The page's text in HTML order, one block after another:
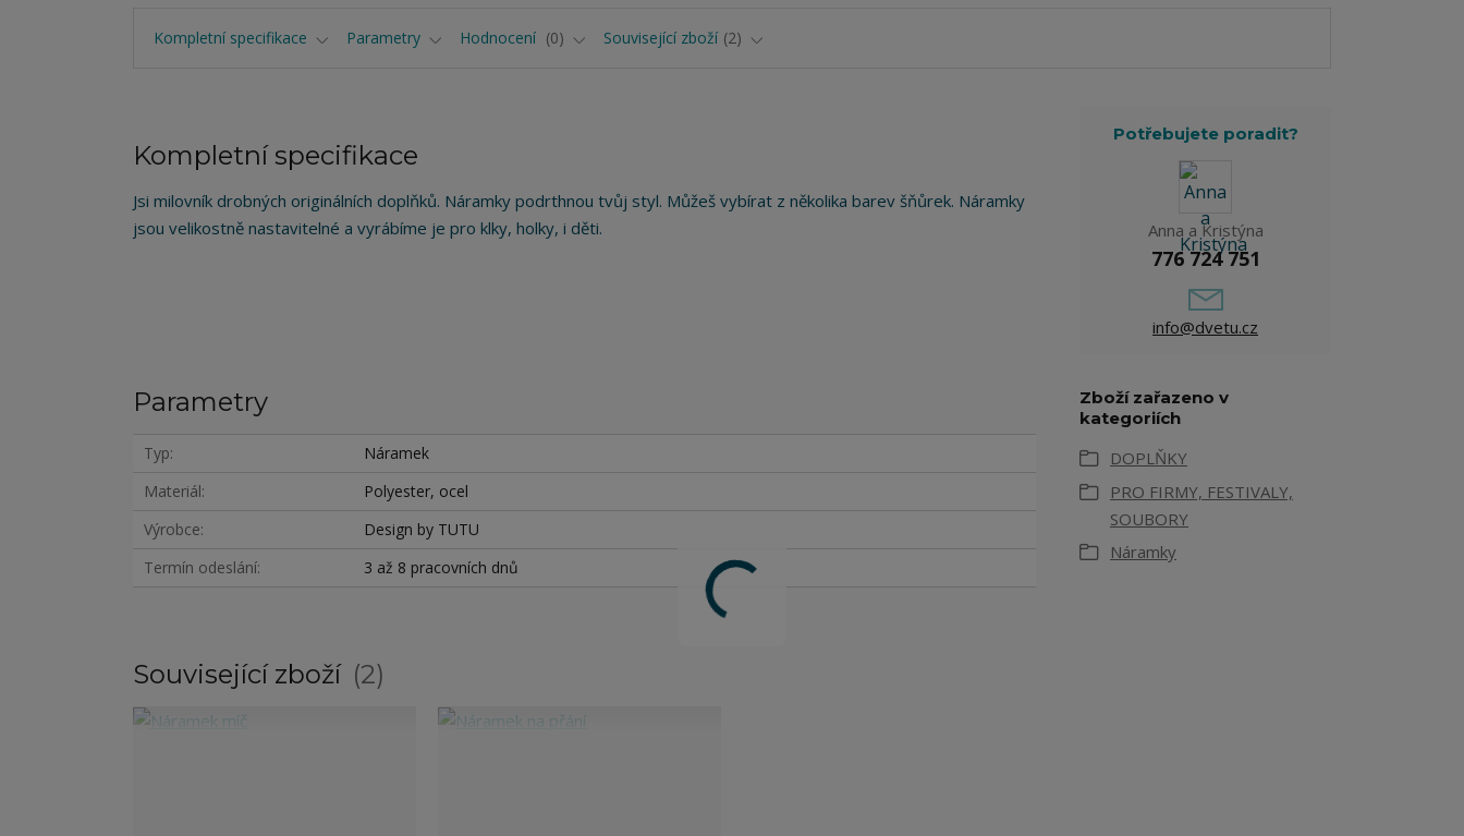
Kompletní specifikace Parametry Hodnocení 0 Související zboží 2
Kompletní specifikace
Jsi milovník drobných originálních doplňků. Náramky podrthnou tvůj styl. Můžeš vybírat z několika barev šňůrek. Náramky
jsou velikostně nastavitelné a vyrábíme je pro klky, holky, i děti.
Parametry
Typ
Náramek
Materiál
Polyester, ocel
Výrobce
Design by TUTU
Termín odeslání
3 až 8 pracovních dnů
Potřebujete poradit?
Anna a Kristýna
776 724 751
info@dvetu.cz
Zboží zařazeno v
kategoriích
DOPLŇKY
PRO FIRMY, FESTIVALY,
SOUBORY
Náramky
Související zboží 2